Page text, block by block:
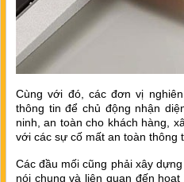
Cùng với đó, các đơn vị
thông tin để chủ động nhận
ninh, an toàn cho khách hàng,
với các sự cố mất an toàn thông
Các đầu mối cũng phải xây
nói chung và liên quan đến